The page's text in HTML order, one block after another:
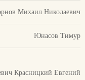
Михаил Николаевич
Юнасов Тимур
Красницкий Евгений